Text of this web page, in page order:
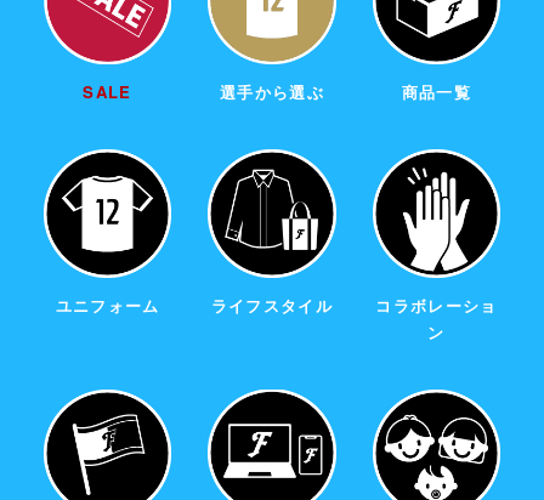
SALE 選手から選ぶ 商品一覧
ユニフォーム ライフスタイル
コラボレーショ
ン